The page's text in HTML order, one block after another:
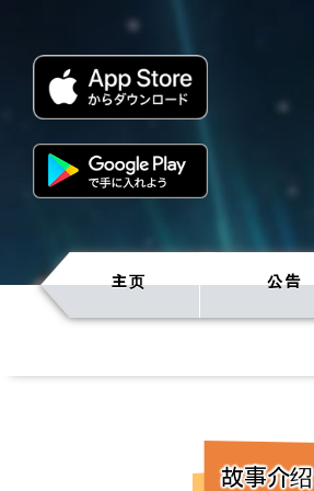
主页 公告
故事介绍